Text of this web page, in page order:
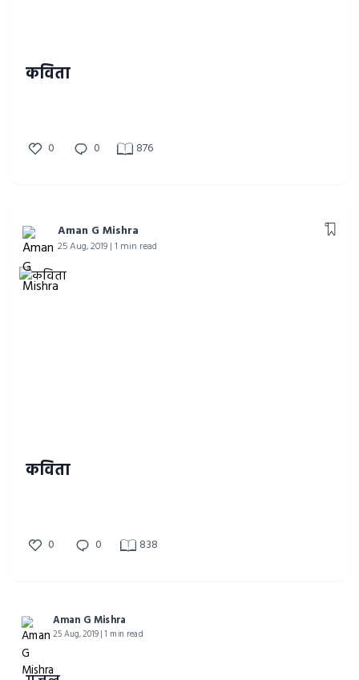
कविता
0 0 876
Aman G Mishra
25 Aug, 2019 | 1 min read
कविता
0 0 838
Aman G Mishra
25 Aug, 2019 | 1 min read